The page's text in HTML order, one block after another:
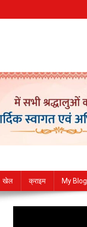
खेल क्राइम My Blog